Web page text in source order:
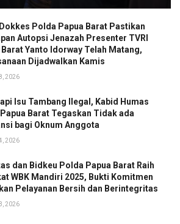
Polda Papua Barat Pastikan
Autopsi Jenazah Presenter TVRI
Barat Yanto Idorway Telah Matang,
Dijadwalkan Kamis
2026
Isu Tambang Ilegal, Kabid Humas
Barat Tegaskan Tidak ada
bagi Oknum Anggota
2026
dan Bidkeu Polda Papua Barat Raih
WBK Mandiri 2025, Bukti Komitmen
Pelayanan Bersih dan Berintegritas
2026